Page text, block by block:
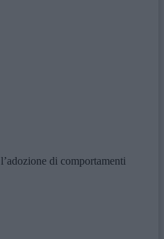
di comportamenti